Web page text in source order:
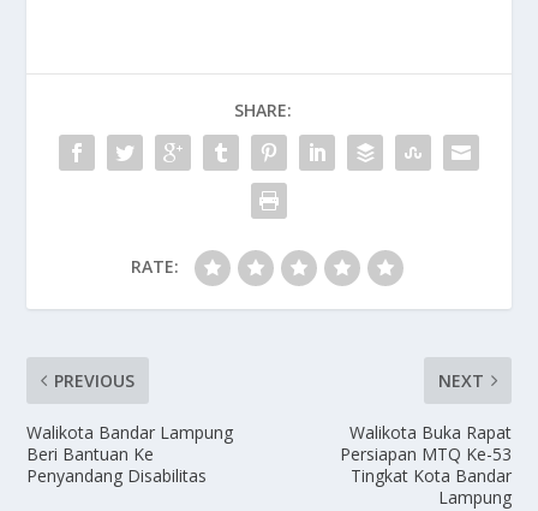
o
o
k
o
n SHARE:
RATE:
PREVIOUS
Walikota Bandar Lampung
Beri Bantuan Ke
Penyandang Disabilitas
NEXT
Walikota Buka Rapat
Persiapan MTQ Ke-53
Tingkat Kota Bandar
Lampung